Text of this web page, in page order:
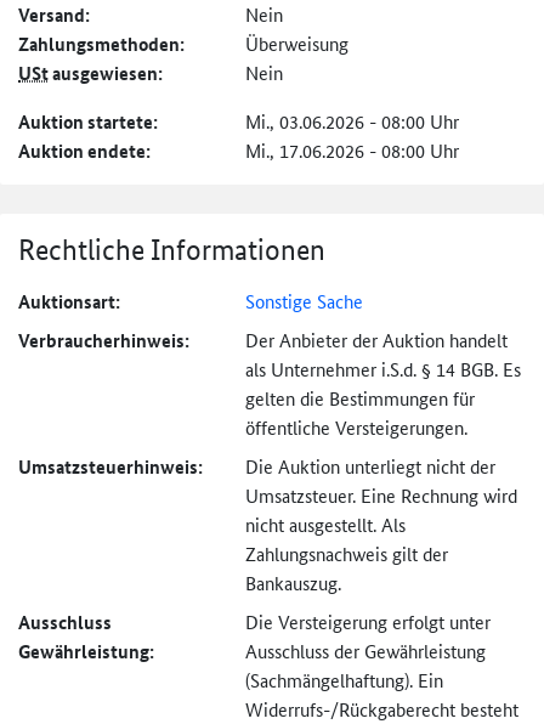
Versand: Nein
Zahlungs­methoden: Überweisung
UStausgewiesen: Nein
Auktion startete: Mi., 03.06.2026 - 08:00 Uhr
Auktion endete: Mi., 17.06.2026 - 08:00 Uhr
Rechtliche Informationen
Auktionsart: Sonstige Sache
Verbraucher­hinweis:
Der Anbieter der Auktion handelt
als Unternehmer i.S.d. § 14 BGB. Es
gelten die Bestimmungen für
öffentliche Versteigerungen.
Umsatzsteuer­hinweis:
Die Auktion unterliegt nicht der
Umsatzsteuer. Eine Rechnung wird
nicht ausgestellt. Als
Zahlungsnachweis gilt der
Bankauszug.
Ausschluss
Gewährleistung:
Die Versteigerung erfolgt unter
Ausschluss der Gewährleistung
(Sachmängel­haftung). Ein
Widerrufs-/Rückgaberecht besteht